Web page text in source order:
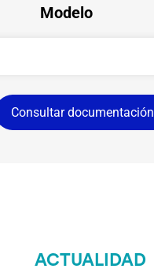
Modelo
Consultar documentación
ACTUALIDAD